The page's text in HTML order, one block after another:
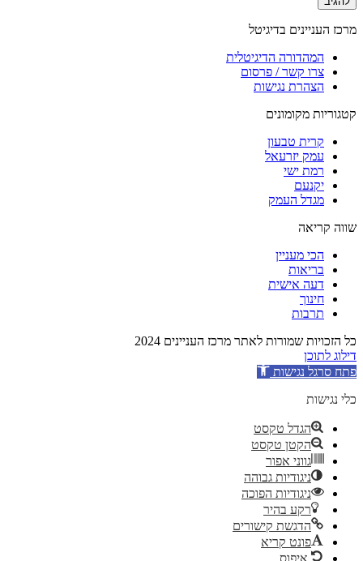
מרכז העניינים בדיגיטל
המהדורה הדיגיטלית
צרו קשר / פרסום
הצהרת נגישות
קטגוריות מקומונים
קרית טבעון
עמק יזרעאל
רמת ישי
יקנעם
מגדל העמק
שווה קריאה
הכי מעניין
בריאות
דעה אישית
חינוך
תרבות
כל הזכויות שמורות לאתר מרכז העניינים 2024
דילוג לתוכן
פתח סרגל נגישות
כלי נגישות
הגדל טקסט
הקטן טקסט
גווני אפור
ניגודיות גבוהה
ניגודיות הפוכה
רקע בהיר
הדגשת קישורים
פונט קריא